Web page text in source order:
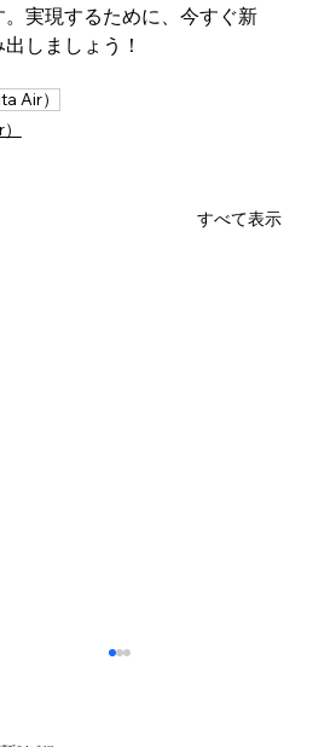
実現するために、今すぐ新
しましょう！
Air）
すべて表示